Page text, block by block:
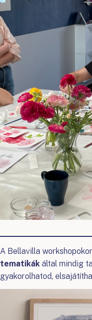
A Bellavilla
tematikák által mindig
gyakorolhatod,